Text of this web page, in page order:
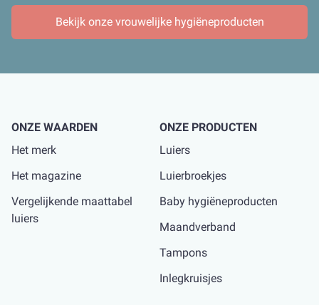
Bekijk onze vrouwelijke hygiëneproducten
ONZE WAARDEN
Het merk
Het magazine
Vergelijkende maattabel
luiers
ONZE PRODUCTEN
Luiers
Luierbroekjes
Baby hygiëneproducten
Maandverband
Tampons
Inlegkruisjes